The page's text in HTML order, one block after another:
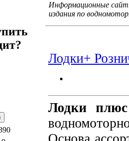
Информационные
издания по
Лодки+
Лодки плюс